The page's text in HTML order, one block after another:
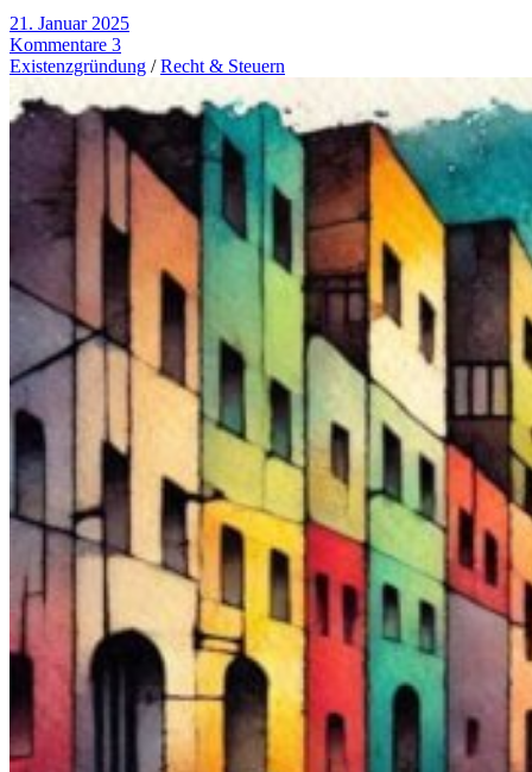
21. Januar 2025
Kommentare 3
Existenzgründung /Recht & Steuern